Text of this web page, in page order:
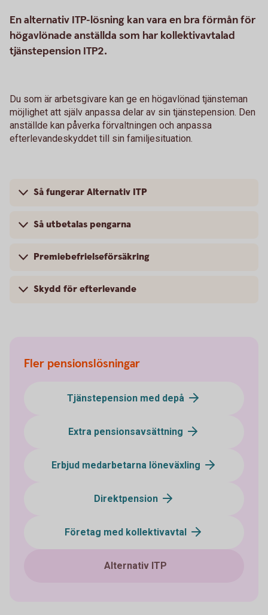
En alternativ ITP-lösning kan vara en bra förmån för
högavlönade anställda som har kollektivavtalad
tjänstepension ITP2.
Du som är arbetsgivare kan ge en högavlönad tjänsteman
möjlighet att själv anpassa delar av sin tjänstepension. Den
anställde kan påverka förvaltningen och anpassa
efterlevandeskyddet till sin familjesituation.
Så fungerar Alternativ ITP
Så utbetalas pengarna
Premiebefrielseförsäkring
Skydd för efterlevande
Fler pensionslösningar
Tjänstepension med depå
Extra pensionsavsättning
Erbjud medarbetarna löneväxling
Direktpension
Företag med kollektivavtal
Alternativ ITP